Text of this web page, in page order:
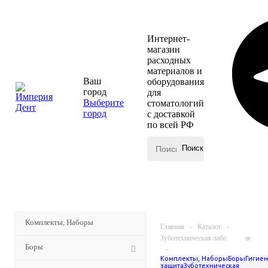
Ваш
город
Выберите
город
Интернет-
магазин
расходных
материалов и
оборудования
для
стоматологий
с доставкой
по всей РФ
Комплекты, Наборы
Боры
Главная - Каталог
-
Зуботехническая лаборатория
Комплекты, НаборыБоры
защитаЗуботехническая
-
Замковые крепления